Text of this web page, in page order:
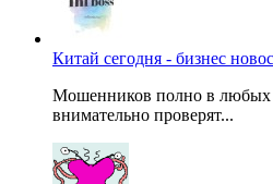
Китай сегодня - бизнес
Мошенников полно в любых
внимательно проверят...